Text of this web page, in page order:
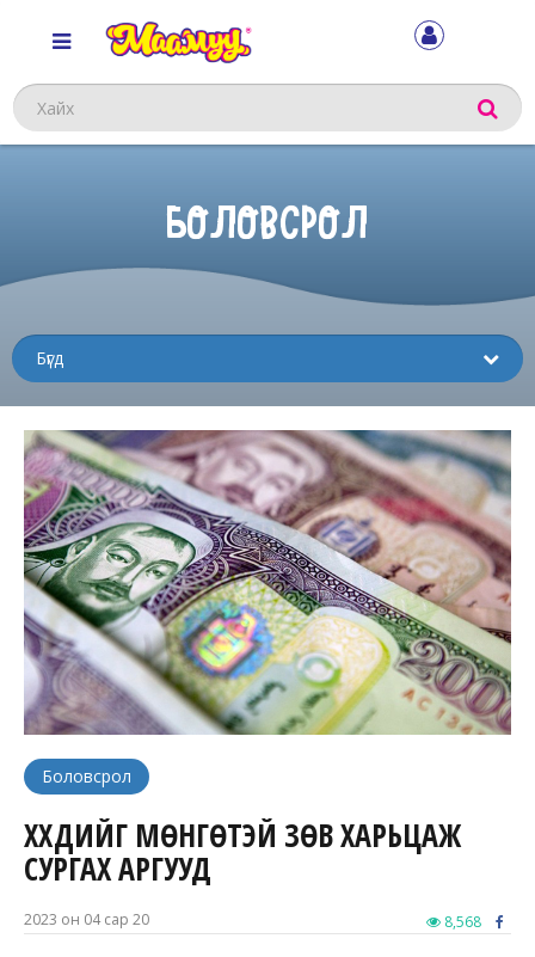
Хайх
БОЛОВСРОЛ
Боловсрол
ХҮҮХДИЙГ МӨНГӨТЭЙ ЗӨВ ХАРЬЦАЖ
СУРГАХ АРГУУД
2023 он 04 сар 20 8,568